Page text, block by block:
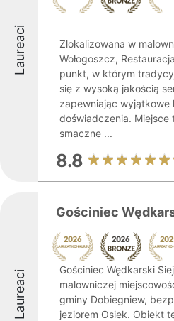
Laureaci
Zlokalizowana w
Wołogoszcz,
punkt, w którym
się z wysoką jakością
zapewniając wyjątkowe
doświadczenia. Miejsce
smaczne ...
8.8
Laureaci
Gościniec
Gościniec Wędkarski
malowniczej
gminy Dobiegniew,
jeziorem Osiek. Obiekt